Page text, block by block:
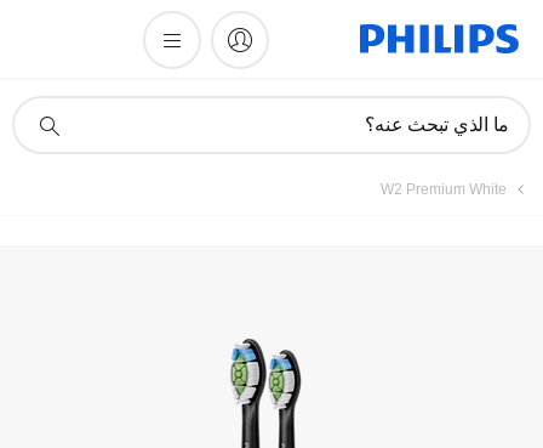
دعم
ما الذي تبحث عنه؟
W2 Premium White